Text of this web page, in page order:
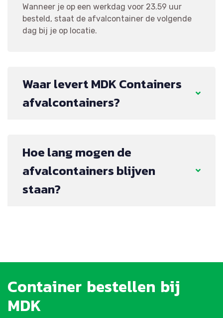
Wanneer je op een werkdag voor 23.59 uur
besteld, staat de afvalcontainer de volgende
dag bij je op locatie.
Waar levert MDK Containers
afvalcontainers?
Hoe lang mogen de
afvalcontainers blijven
staan?
Container bestellen bij
MDK